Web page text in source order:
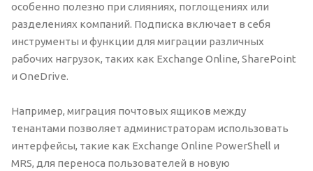
особенно полезно при слияниях, поглощениях или
разделениях компаний. Подписка включает в себя
инструменты и функции для миграции различных
рабочих нагрузок, таких как Exchange Online, SharePoint
и OneDrive.
Например, миграция почтовых ящиков между
тенантами позволяет администраторам использовать
интерфейсы, такие как Exchange Online PowerShell и
MRS, для переноса пользователей в новую